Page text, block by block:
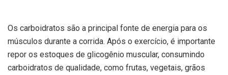
Os carboidratos são a principal fonte de energia para os
músculos durante a corrida. Após o exercício, é importante
repor os estoques de glicogênio muscular, consumindo
carboidratos de qualidade, como frutas, vegetais, grãos